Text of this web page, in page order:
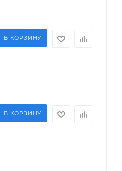
В КОРЗИНУ
В КОРЗИНУ